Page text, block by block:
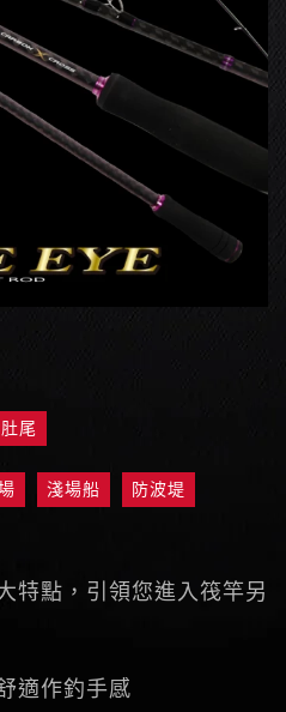
尾
淺場船 防波堤
特點，引領您進入筏竿另
適作釣手感